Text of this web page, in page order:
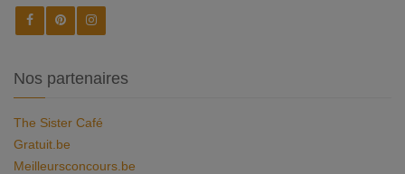
Nos partenaires
The Sister Café
Gratuit.be
Meilleursconcours.be